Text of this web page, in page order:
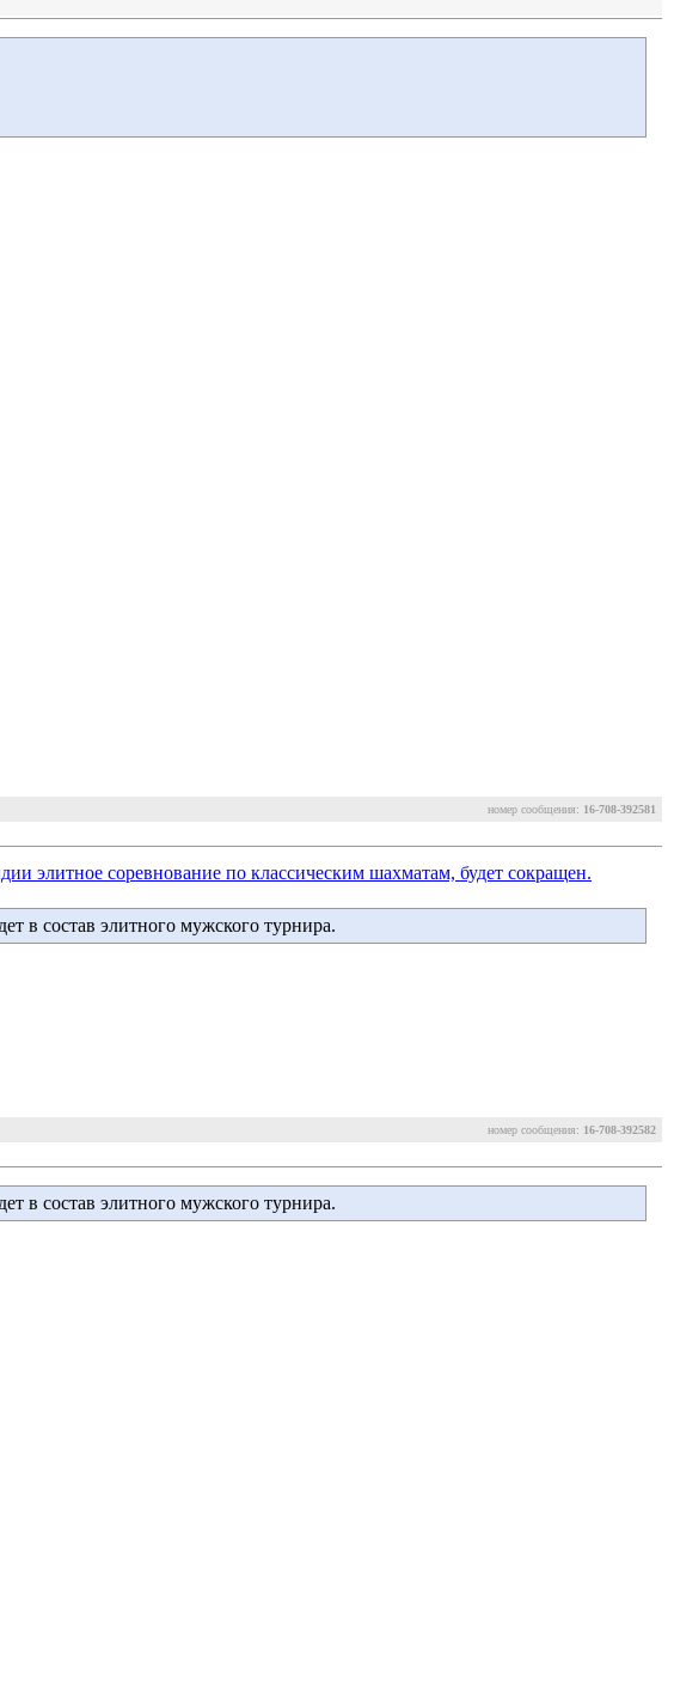
номер сообщения: 16-708-392581
элитное соревнование по классическим шахматам, будет сокращен.
в состав элитного мужского турнира.
номер сообщения: 16-708-392582
в состав элитного мужского турнира.